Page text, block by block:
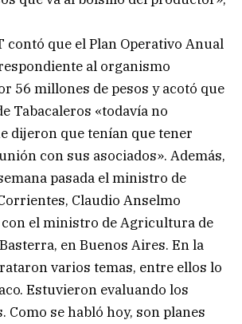
contó que el Plan Operativo Anual
al organismo
56 millones de pesos y acotó que
Tabacaleros «todavía no
dijeron que tenían que tener
con sus asociados». Además,
pasada el ministro de
Claudio Anselmo
el ministro de Agricultura de
en Buenos Aires. En la
varios temas, entre ellos lo
Estuvieron evaluando los
Como se habló hoy, son planes